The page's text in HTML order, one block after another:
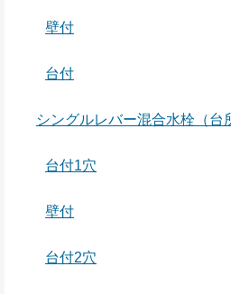
壁付
台付
シングルレバー混合水栓（台
台付1穴
壁付
台付2穴